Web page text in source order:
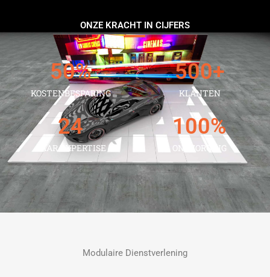
ONZE KRACHT IN CIJFERS
KOSTENBESPARING
50%
KLANTEN
500+
JAAR EXPERTISE
24
ONTZORGING
100%
Modulaire Dienstverlening